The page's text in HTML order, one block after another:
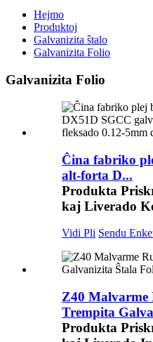
Hejmo
Produktoj
Galvanizita ŝtalo
Galvanizita Folio
Galvanizita Folio
Ĉina fabriko
alt-forta D...
Produkta
kaj Liverado
Vidi Pli Sendu
Z40 Malvarme
Trempita
Produkta